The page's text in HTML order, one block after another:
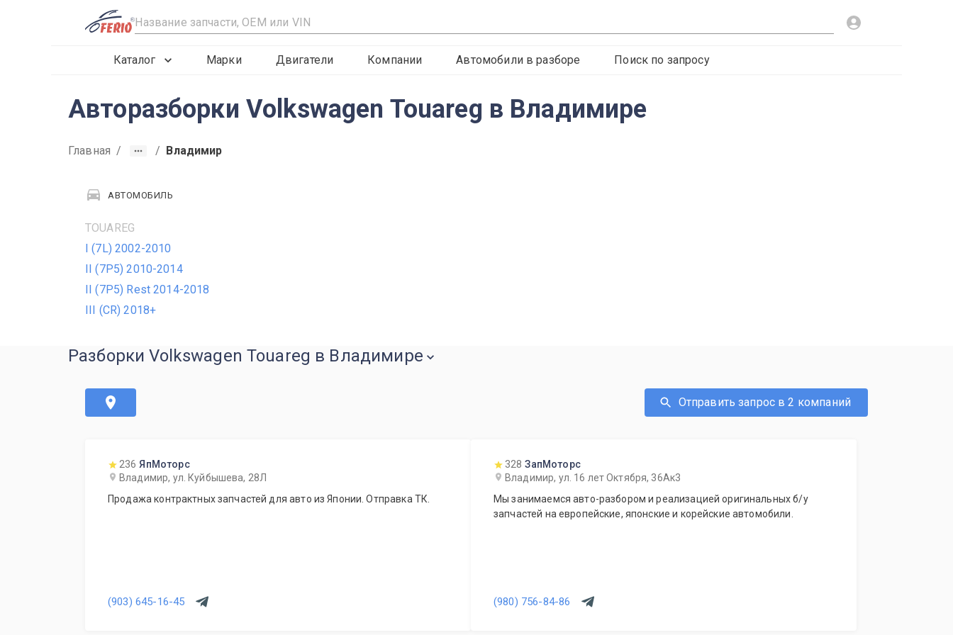
R
Каталог Марки Двигатели Компании Автомобили в разборе Поиск по запросу
Авторазборки Volkswagen Touareg в Владимире
Главная / / Владимир
АВТОМОБИЛЬ
TOUAREG
I (7L) 2002-2010
II (7P5) 2010-2014
II (7P5) Rest 2014-2018
III (CR) 2018+
Разборки Volkswagen Touareg в Владимире
Отправить запрос в 2 компаний
236 ЯпМоторс
Владимир, ул. Куйбышева, 28Л
Продажа контрактных запчастей для авто из Японии. Отправка ТК.
(903) 645-16-45
328 ЗапМоторс
Владимир, ул. 16 лет Октября, 36Ак3
Мы занимаемся авто-разбором и реализацией оригинальных б/у
запчастей на европейские, японские и корейские автомобили.
(980) 756-84-86